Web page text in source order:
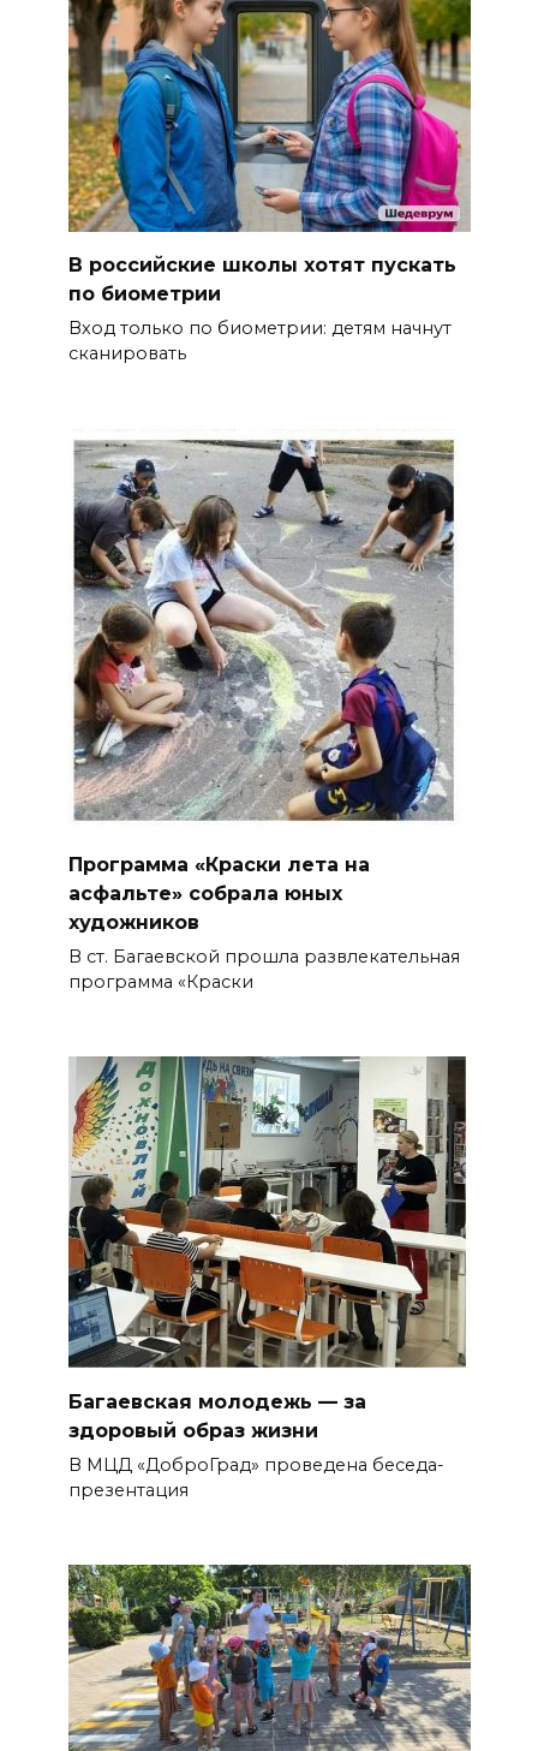
В российские школы хотят пускать
по биометрии
Вход только по биометрии: детям начнут
сканировать
Программа «Краски лета на
асфальте» собрала юных
художников
В ст. Багаевской прошла развлекательная
программа «Краски
Багаевская молодежь — за
здоровый образ жизни
В МЦД «ДоброГрад» проведена беседа-
презентация